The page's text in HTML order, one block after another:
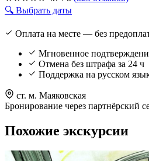
🔍 Выбрать даты
Оплата на месте — без
Мгновенное
Отмена без штрафа за 24 ч
Поддержка на русском
ст. м. Маяковская
Бронирование через партнёрский
Похожие экскурсии